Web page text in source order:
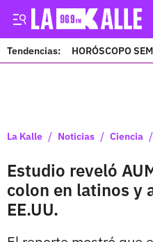
Tendencias: HORÓSCOPO
La Kalle / Noticias / Ciencia /
Estudio reveló
colon en latinos y
EE.UU.